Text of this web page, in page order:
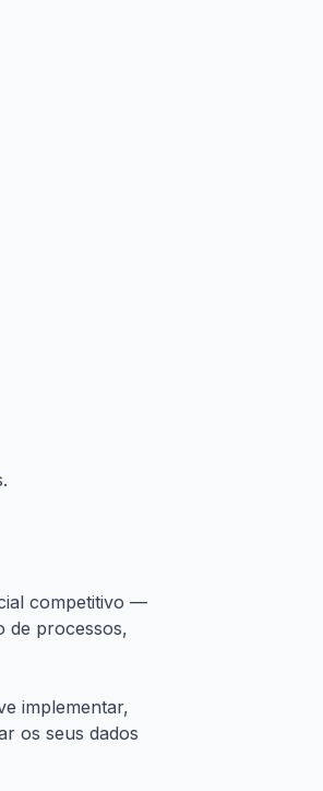
competitivo —
de processos,
implementar,
os seus dados